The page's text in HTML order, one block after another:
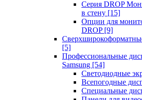
Серия DROP
в стену [15]
Опции для
DROP [9]
[5]
Профессиональные
Samsung [54]
Светодиодные
Всепогодные
Специальные